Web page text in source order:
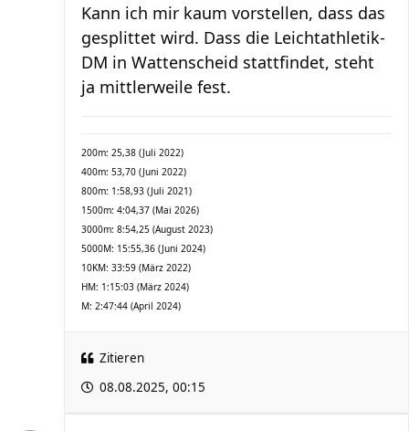
Kann ich mir kaum vorstellen, dass das
gesplittet wird. Dass die Leichtathletik-
DM in Wattenscheid stattfindet, steht
ja mittlerweile fest.
200m: 25,38 (Juli 2022)
400m: 53,70 (Juni 2022)
800m: 1:58,93 (Juli 2021)
1500m: 4:04,37 (Mai 2026)
3000m: 8:54,25 (August 2023)
5000M: 15:55,36 (Juni 2024)
10KM: 33:59 (März 2022)
HM: 1:15:03 (März 2024)
M: 2:47:44 (April 2024)
Zitieren
08.08.2025, 00:15